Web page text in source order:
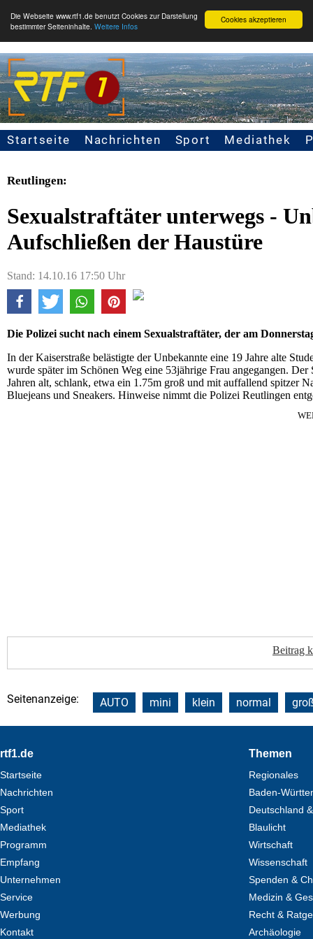
Cookies akzeptieren
Die Webseite www.rtf1.de benutzt Cookies zur Darstellung
bestimmter Seiteninhalte. Weitere Infos
Seitennavigation
Startseite Nachrichten Sport Mediathek
Reutlingen:
Sexualstraftäter unterwegs -
Aufschließen der Haustüre
Stand: 14.10.16 17:50 Uhr
Die Polizei sucht nach einem Sexualstraftäter, der am
In der Kaiserstraße belästigte der Unbekannte eine 19 Jahre alte
wurde später im Schönen Weg eine 53jährige Frau angegangen.
Jahren alt, schlank, etwa ein 1.75m groß und mit auffallend spitzer
Bluejeans und Sneakers. Hinweise nimmt die Polizei Reutlingen
Beitrag
Seitenanzeige: AUTO mini klein normal
Footer
rtf1.de
Startseite
Nachrichten
Sport
Mediathek
Programm
Empfang
Unternehmen
Service
Werbung
Kontakt
Themen
Regionales
Baden-
Deutschland
Blaulicht
Wirtschaft
Wissenschaft
Spenden &
Medizin &
Recht &
Archäologie